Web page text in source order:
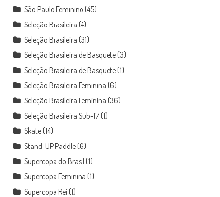
São Paulo Feminino (45)
Seleção Brasileira (4)
Seleção Brasileira (31)
Seleção Brasileira de Basquete(3)
Seleção Brasileira de Basquete(1)
Seleção Brasileira Feminina (6)
Seleção Brasileira Feminina (36)
Seleção Brasileira Sub-17(1)
Skate(14)
Stand-UP Paddle(6)
Supercopa do Brasil (1)
Supercopa Feminina (1)
Supercopa Rei (1)